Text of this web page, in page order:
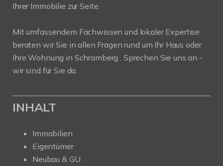
Ihrer Immobilie zur Seite.
Mit umfassendem Fachwissen und lokaler Expertise
beraten wir Sie in allen Fragen rund um Ihr Haus oder
Ihre Wohnung in Schramberg . Sprechen Sie uns an -
wir sind für Sie da.
INHALT
Immobilien
Eigentümer
Neubau & GU